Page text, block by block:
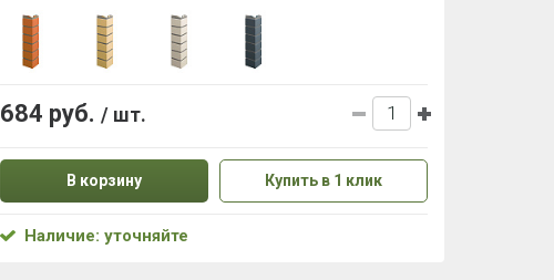
684 руб. / шт.
В корзину Купить в 1 клик
Наличие: уточняйте